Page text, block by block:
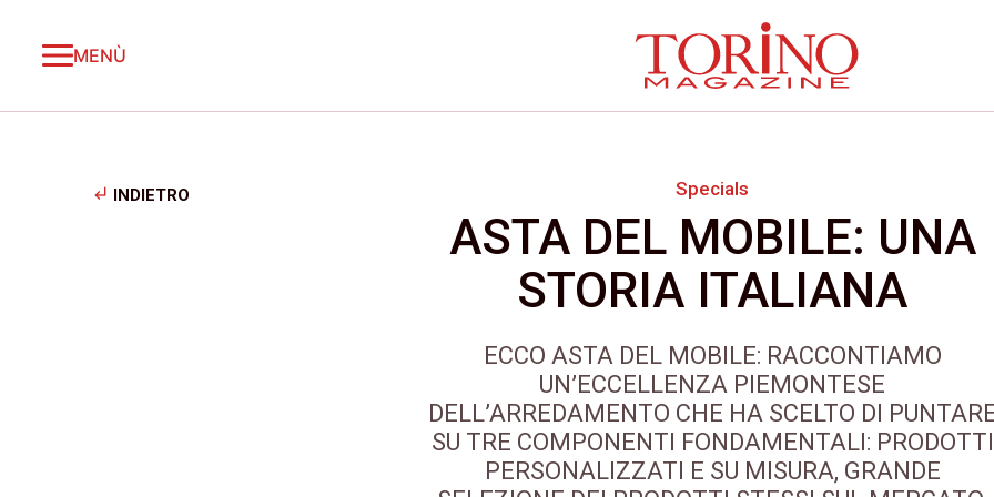
MENÙ
subdirectory_arrow_left INDIETRO Specials
ASTA DEL MOBILE: UNA
STORIA ITALIANA
ECCO ASTA DEL MOBILE: RACCONTIAMO
UN’ECCELLENZA PIEMONTESE
DELL’ARREDAMENTO CHE HA SCELTO DI
SU TRE COMPONENTI FONDAMENTALI: PRODOTTI
PERSONALIZZATI E SU MISURA, GRANDE